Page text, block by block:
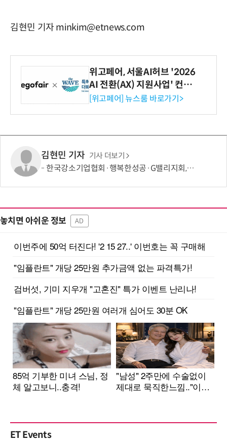
김현민 기자 minkim@etnews.com
위고페어, 서울AI허브 '2026
AI 전환(AX) 지원사업' 컨소
시엄 선정
[위고페어] 뉴스룸 바로가기>
김현민 기자 기사 더보기
한국강소기업협회·행복한성공·G밸리지회, 중소기업 성장 및 AI·AX 경영혁신 확산 위한 업무협약
놓치면 아쉬운 정보 AD
ET Events